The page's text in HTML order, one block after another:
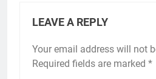
LEAVE A REPLY
Your email address will not
Required fields are marked *